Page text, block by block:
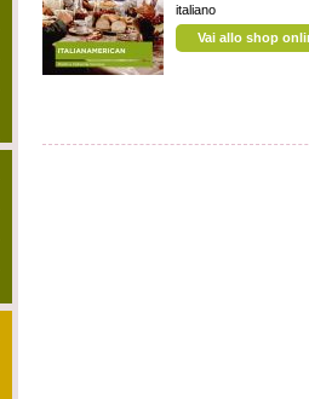
italiano
Vai allo shop